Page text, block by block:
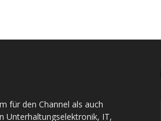
für den Channel als auch
Unterhaltungselektronik, IT,